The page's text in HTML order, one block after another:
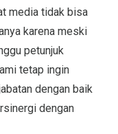
media tidak bisa
karena meski
petunjuk
tetap ingin
dengan baik
dengan